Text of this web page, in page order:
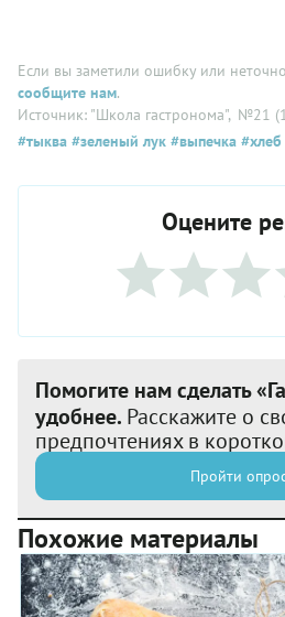
Если вы заметили ошибку или
сообщите нам.
Источник: "Школа гастронома", №21
#тыква #зеленый лук #выпечка #хлеб
Оцените
Помогите нам сделать
удобнее. Расскажите о
предпочтениях в
Пройти
Похожие материалы